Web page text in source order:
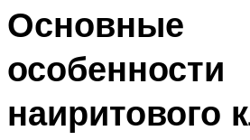
Основные
особенности
наиритового